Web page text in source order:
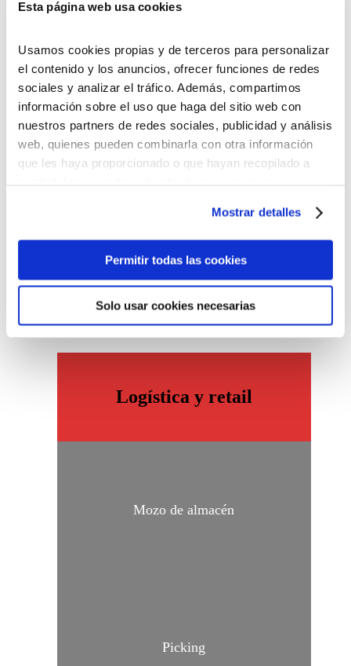
Esta página web usa cookies
Usamos cookies propias y de terceros para personalizar
el contenido y los anuncios, ofrecer funciones de redes
sociales y analizar el tráfico. Además, compartimos
información sobre el uso que haga del sitio web con
nuestros partners de redes sociales, publicidad y análisis
web, quienes pueden combinarla con otra información
que les haya proporcionado o que hayan recopilado a
“Permitir todas las cookies”, rechazarlas todas salvo las
estrictamente técnicas pulsando el botón “Solo usar
cookies necesarias” o seleccionar aquellas para las que
presta su consentimiento pulsando el botón “Permitir
Consulta nuestraPolítica de Cookies
momento en el botón que aparece en la esquina
Mostrar detalles
Permitir todas las cookies
Solo usar cookies necesarias
Vendimia Terra de Lemos
Vendimia francesa
Logística y retail
Mozo de almacén
Picking